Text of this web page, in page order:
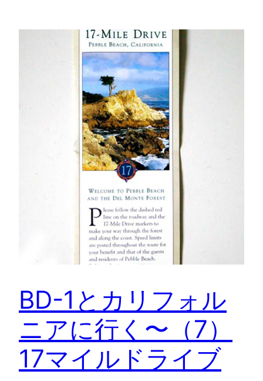
BD-1とカリフォル
ニアに行く〜（7）
17マイルドライブ